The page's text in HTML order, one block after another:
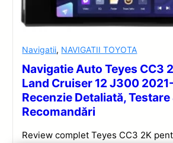
Navigatii, NAVIGATII TOYOTA
Navigatie Auto Teyes CC3
Land Cruiser 12 J300
Recenzie Detaliată, Testare
Recomandări
Review complet Teyes CC3 2K